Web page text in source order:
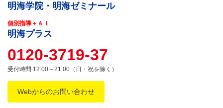
明海学院・明海ゼミナール
個別指導＋ＡＩ
明海プラス
0120-3719-37
受付時間 12:00～21:00（日・祝を除く）
Webからのお問い合わせ